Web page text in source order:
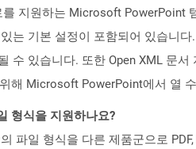
지원하는 Microsoft PowerPoint
는 기본 설정이 포함되어 있습니
수 있습니다. 또한 Open XML 문
해 Microsoft PowerPoint에서 열
형식을 지원하나요?
파일 형식을 다른 제품군으로